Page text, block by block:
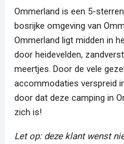
Ommerland is een 5-
bosrijke omgeving van
Ommerland ligt midden in
door heidevelden,
meertjes. Door de vele
accommodaties verspreid
door dat deze camping in
zich is!
Let op: deze klant wenst